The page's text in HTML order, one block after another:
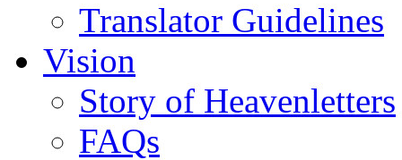
Translator Guidelines
Vision
Story of Heavenletters
FAQs